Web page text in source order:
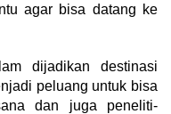
agar bisa datang ke
dijadikan destinasi
peluang untuk bisa
dan juga peneliti-